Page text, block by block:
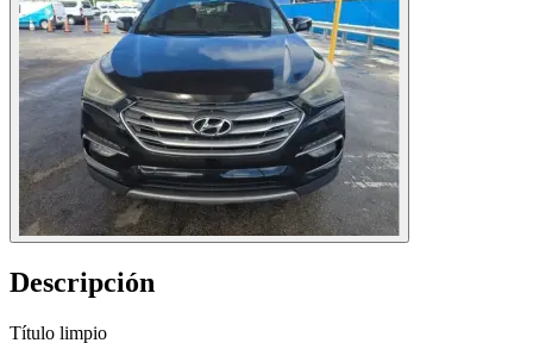
Descripción
Título limpio